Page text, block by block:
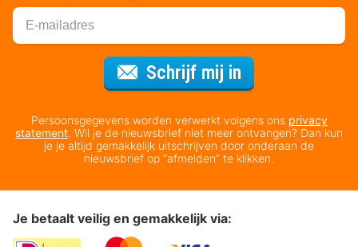
Schrijf mij in
Persoonsgegevens worden verwerkt volgens ons privacy
statement. Wil je de nieuwsbrief niet meer ontvangen? Dan kun
je je altijd gemakkelijk uitschrijven door onderaan de
nieuwsbrief op “afmelden” te klikken.
Je betaalt veilig en gemakkelijk via: